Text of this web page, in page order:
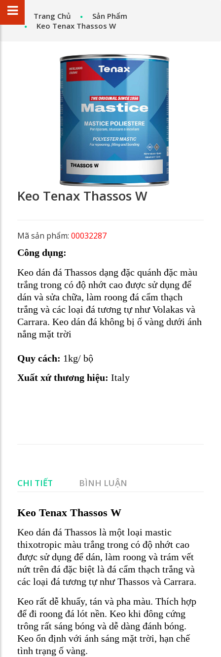
Trang Chủ
Sản Phẩm
Keo Tenax Thassos W
Keo Tenax Thassos W
Mã sản phẩm: 00032287
Công dụng:
Keo dán đá Thassos dạng đặc quánh đặc màu
trắng trong có độ nhớt cao được sử dụng để
dán và sửa chữa, làm roong đá cẩm thạch
trắng và các loại đá tương tự như Volakas và
Carrara. Keo dán đá không bị ố vàng dưới ánh
nắng mặt trời
Quy cách: 1kg/ bộ
Xuất xứ thương hiệu: Italy
CHI TIẾT BÌNH LUẬN
Keo Tenax Thassos W
Keo dán đá Thassos là một loại mastic
thixotropic màu trắng trong có độ nhớt cao
được sử dụng để dán, làm roong và trám vết
nứt trên đá đặc biệt là đá cẩm thạch trắng và
các loại đá tương tự như Thassos và Carrara.
Keo rất dễ khuấy, tán và pha màu. Thích hợp
để đi roong đá lót nền. Keo khi đông cứng
trông rất sáng bóng và dễ dàng đánh bóng.
Keo ổn định với ánh sáng mặt trời, hạn chế
tình trạng ố vàng.